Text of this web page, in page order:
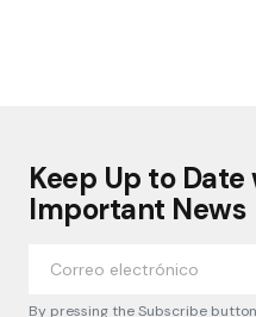
Keep Up to
Important News
By pressing the Subscribe